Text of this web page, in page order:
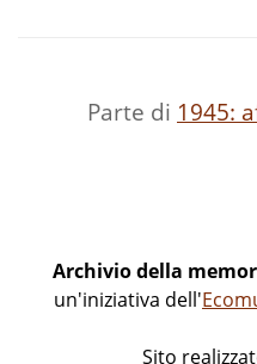
Parte di 1945:
Archivio della
un'iniziativa dell'
Sito